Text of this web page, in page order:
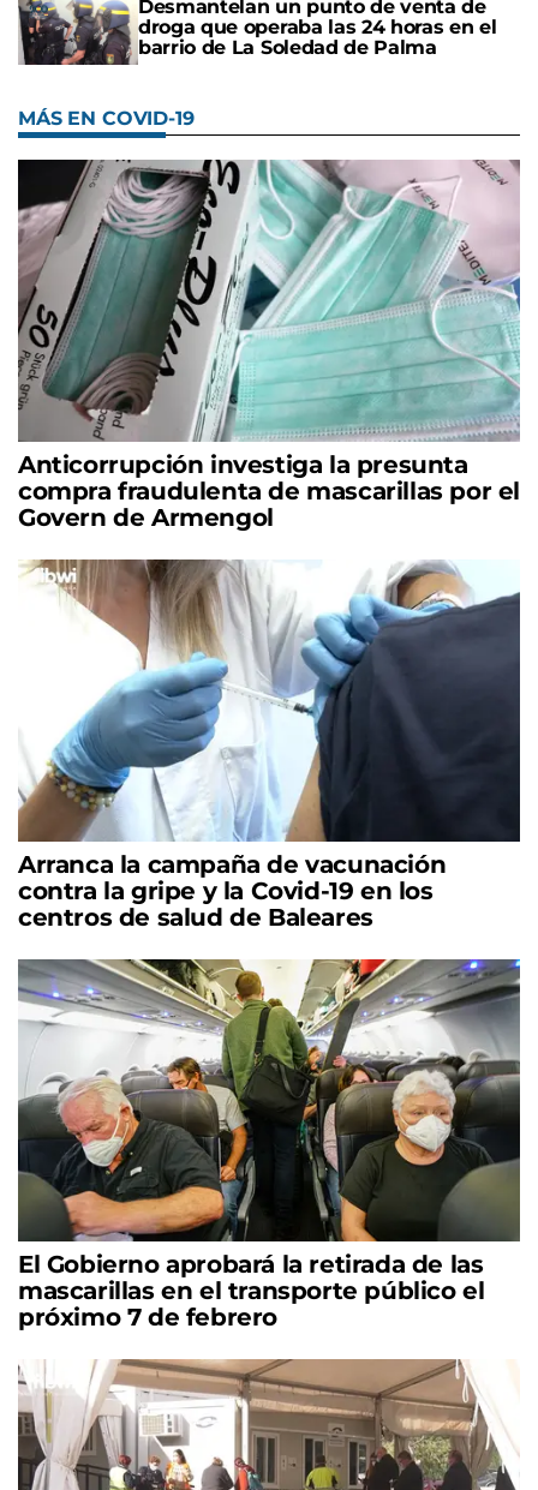
Desmantelan un punto de venta de
droga que operaba las 24 horas en el
barrio de La Soledad de Palma
MÁS EN COVID-19
Anticorrupción investiga la presunta
compra fraudulenta de mascarillas por el
Govern de Armengol
Arranca la campaña de vacunación
contra la gripe y la Covid-19 en los
centros de salud de Baleares
El Gobierno aprobará la retirada de las
mascarillas en el transporte público el
próximo 7 de febrero